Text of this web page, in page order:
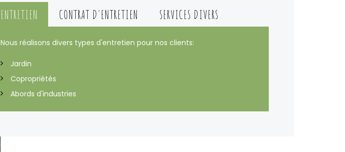
ENTRETIEN CONTRAT D'ENTRETIEN SERVICES DIVERS
Nous réalisons divers types d'entretien pour nos clients:
Jardin
Copropriétés
Abords d'industries